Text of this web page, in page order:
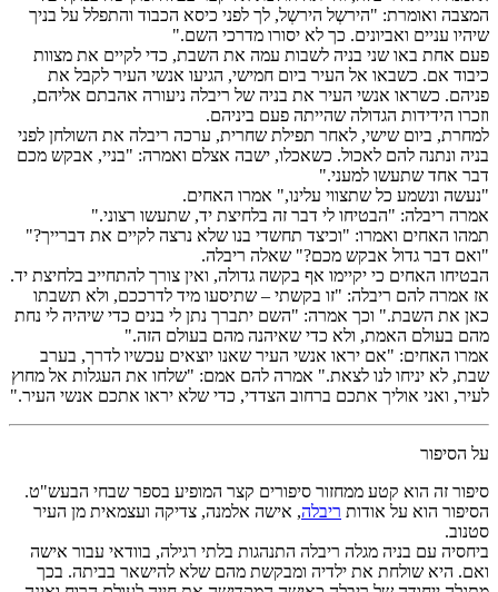
המצבה ואומרת: "הירשְל הירשְל, לך לפני כיסא הכבוד והתפלל על בניך
שיהיו עניים ואביונים. כך לא יסורו מדרכי השם."
פעם אחת באו שני בניה לשבות עמה את השבת, כדי לקיים את מצוות
כיבוד אם. כשבאו אל העיר ביום חמישי, הגיעו אנשי העיר לקבל את
פניהם. כשראו אנשי העיר את בניה של ריבלה ניעורה אהבתם אליהם,
וזכרו הידידות הגדולה שהייתה פעם ביניהם.
למחרת, ביום שישי, לאחר תפילת שחרית, ערכה ריבלה את השולחן לפני
בניה ונתנה להם לאכול. כשאכלו, ישבה אצלם ואמרה: "בניי, אבקש מכם
דבר אחד שתעשו למעני."
"נעשה ונשמע כל שתצווי עלינו," אמרו האחים.
אמרה ריבלה: "הבטיחו לי דבר זה בלחיצת יד, שתעשו רצוני."
תמהו האחים ואמרו: "וכיצד תחשדי בנו שלא נרצה לקיים את דברייך?"
"ואם דבר גדול אבקש מכם?" שאלה ריבלה.
הבטיחו האחים כי יקיימו אף בקשה גדולה, ואין צורך להתחייב בלחיצת יד.
אז אמרה להם ריבלה: "זו בקשתי – שתיסעו מיד לדרככם, ולא תשבתו
כאן את השבת." וכך אמרה: "השם יתברך נתן לי בנים כדי שיהיה לי נחת
מהם בעולם האמת, ולא כדי שאיהנה מהם בעולם הזה."
אמרו האחים: "אם יראו אנשי העיר שאנו יוצאים עכשיו לדרך, בערב
שבת, לא יניחו לנו לצאת." אמרה להם אמם: "שלחו את העגלות אל מחוץ
לעיר, ואני אוליך אתכם ברחוב הצדדי, כדי שלא יראו אתכם אנשי העיר."
על הסיפור
סיפור זה הוא קטע ממחזור סיפורים קצר המופיע בספר שבחי הבעש"ט.
הסיפור הוא על אודות ריבלה, אישה אלמנה, צדיקה ועצמאית מן העיר
סטנוב.
ביחסיה עם בניה מגלה ריבלה התנהגות בלתי רגילה, בוודאי עבור אישה
ואם. היא שולחת את ילדיה ומבקשת מהם שלא להישאר בביתה. בכך